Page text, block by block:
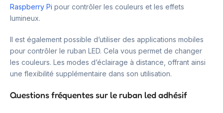
Raspberry Pi pour contrôler les couleurs et les effets
lumineux.
Il est également possible d’utiliser des applications mobiles
pour contrôler le ruban LED. Cela vous permet de changer
les couleurs. Les modes d’éclairage à distance, offrant ainsi
une flexibilité supplémentaire dans son utilisation.
Questions fréquentes sur le ruban led adhésif